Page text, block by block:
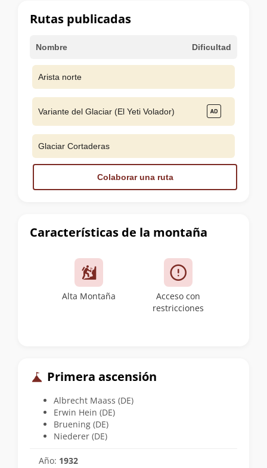
cumbre
Características de la montaña
Alta Montaña
Acceso con
restricciones
Primera ascensión
Albrecht Maass (DE)
Erwin Hein (DE)
Bruening (DE)
Niederer (DE)
Año: 1932
Rutas publicadas
Nombre Dificultad
Arista norte
Variante del Glaciar (El Yeti Volador)
Glaciar Cortaderas
Colaborar una ruta